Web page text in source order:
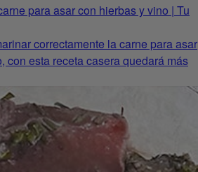
para asar con hierbas y vino | Tu
correctamente la carne para asar
con esta receta casera quedará más